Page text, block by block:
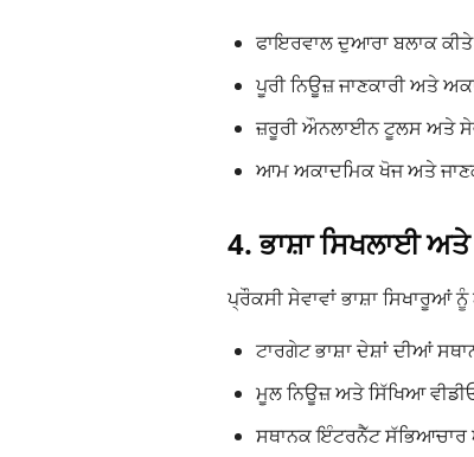
ਫਾਇਰਵਾਲ ਦੁਆਰਾ ਬਲਾਕ
ਪੂਰੀ ਨਿਊਜ਼ ਜਾਣਕਾਰੀ ਅਤੇ
ਜ਼ਰੂਰੀ ਔਨਲਾਈਨ ਟੂਲਸ ਅਤੇ
ਆਮ ਅਕਾਦਮਿਕ ਖੋਜ ਅਤੇ
4. ਭਾਸ਼ਾ ਸਿਖਲਾਈ
ਪ੍ਰੌਕਸੀ ਸੇਵਾਵਾਂ ਭਾਸ਼ਾ ਸਿਖਾਰੂਆਂ
ਟਾਰਗੇਟ ਭਾਸ਼ਾ ਦੇਸ਼ਾਂ ਦੀਆਂ
ਮੂਲ ਨਿਊਜ਼ ਅਤੇ ਸਿੱਖਿਆ
ਸਥਾਨਕ ਇੰਟਰਨੈੱਟ ਸੱਭਿਆਚਾਰ